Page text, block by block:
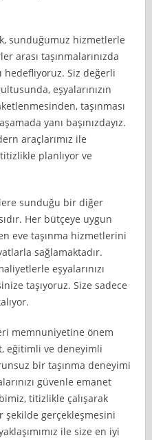
sunduğumuz hizmetlerle
arası taşınmalarınızda
hedefliyoruz. Siz değerli
eşyalarınızın
taşınması
yanı başınızdayız.
araçlarımız ile
planlıyor ve
sunduğu bir diğer
Her bütçeye uygun
eve taşınma hizmetlerini
sağlamaktadır.
eşyalarınızı
taşıyoruz. Size sadece
memnuniyetine önem
eğitimli ve deneyimli
bir taşınma deneyimi
güvenle emanet
titizlikle çalışarak
şekilde gerçekleşmesini
ile size en iyi